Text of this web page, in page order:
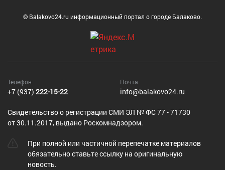
© Balakovo24.ru информационный портал о городе Балаково.
Телефон
+7 (937) 222-15-22
Почта
info@balakovo24.ru
Cвидетельство о регистрации СМИ ЭЛ № ФС 77 - 71730
от 30.11.2017, выдано Роскомнадзором.
При полной или частичной перепечатке материалов
обязательно ставьте ссылку на оригинальную
новость.